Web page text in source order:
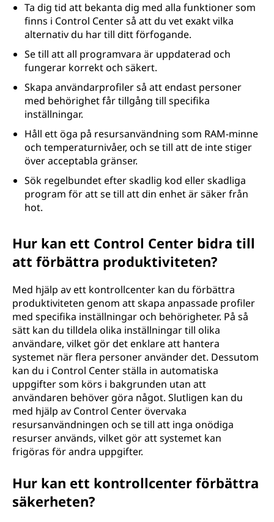
Ta dig tid att bekanta dig med alla funktioner som
finns i Control Center så att du vet exakt vilka
alternativ du har till ditt förfogande.
Se till att all programvara är uppdaterad och
fungerar korrekt och säkert.
Skapa användarprofiler så att endast personer
med behörighet får tillgång till specifika
inställningar.
Håll ett öga på resursanvändning som RAM-minne
och temperaturnivåer, och se till att de inte stiger
över acceptabla gränser.
Sök regelbundet efter skadlig kod eller skadliga
program för att se till att din enhet är säker från
hot.
Hur kan ett Control Center bidra till
att förbättra produktiviteten?
Med hjälp av ett kontrollcenter kan du förbättra
produktiviteten genom att skapa anpassade profiler
med specifika inställningar och behörigheter. På så
sätt kan du tilldela olika inställningar till olika
användare, vilket gör det enklare att hantera
systemet när flera personer använder det. Dessutom
kan du i Control Center ställa in automatiska
uppgifter som körs i bakgrunden utan att
användaren behöver göra något. Slutligen kan du
med hjälp av Control Center övervaka
resursanvändningen och se till att inga onödiga
resurser används, vilket gör att systemet kan
frigöras för andra uppgifter.
Hur kan ett kontrollcenter förbättra
säkerheten?